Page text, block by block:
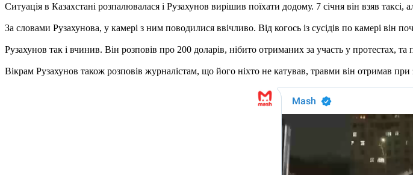
Ситуація в Казахстані розпалювалася і Рузахунов вирішив поїхати додому. 7 січня він взяв таксі,
За словами Рузахунова, у камері з ним поводилися ввічливо. Від когось із сусідів по камері він
Рузахунов так і вчинив. Він розповів про 200 доларів, нібито отриманих за участь у протестах,
Вікрам Рузахунов також розповів журналістам, що його ніхто не катував, травми він отримав при